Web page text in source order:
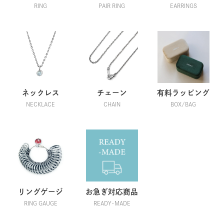
RING PAIR RING EARRINGS
ネックレス
NECKLACE
チェーン
CHAIN
有料ラッピング
BOX/BAG
リングゲージ
RING GAUGE
お急ぎ対応商品
READY-MADE